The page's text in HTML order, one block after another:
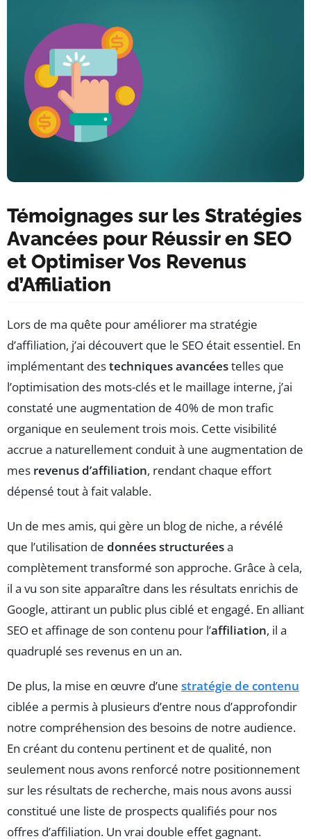
Témoignages sur les Stratégies
Avancées pour Réussir en SEO
et Optimiser Vos Revenus
d’Affiliation
Lors de ma quête pour améliorer ma stratégie
d’affiliation, j’ai découvert que le SEO était essentiel. En
implémentant destechniques avancéestelles que
l’optimisation des mots-clés et le maillage interne, j’ai
constaté une augmentation de 40% de mon trafic
organique en seulement trois mois. Cette visibilité
accrue a naturellement conduit à une augmentation de
mes revenus d’affiliation, rendant chaque effort
dépensé tout à fait valable.
Un de mes amis, qui gère un blog de niche, a révélé
que l’utilisation de données structuréesa
complètement transformé son approche. Grâce à cela,
il a vu son site apparaître dans les résultats enrichis de
Google, attirant un public plus ciblé et engagé. En alliant
SEO et affinage de son contenu pour l’affiliation, il a
quadruplé ses revenus en un an.
De plus, la mise en œuvre d’une stratégie de contenu
ciblée a permis à plusieurs d’entre nous d’approfondir
notre compréhension des besoins de notre audience.
En créant du contenu pertinent et de qualité, non
seulement nous avons renforcé notre positionnement
sur les résultats de recherche, mais nous avons aussi
constitué une liste de prospects qualifiés pour nos
offres d’affiliation. Un vrai double effet gagnant.